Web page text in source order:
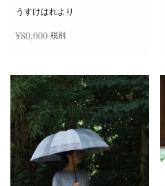
うすけはれより
¥80,000 税別